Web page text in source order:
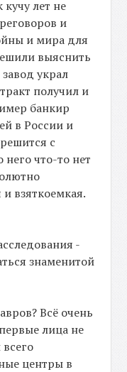
лет не
и
и мира для
выяснить
украл
получил и
банкир
в России и
с
что-то нет
взяткоемкая.
-
знаменитой
Всё очень
лица не
центры в